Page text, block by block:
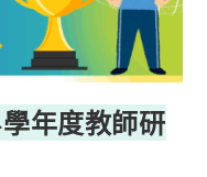
年度教師研